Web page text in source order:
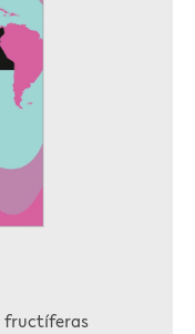
fructíferas